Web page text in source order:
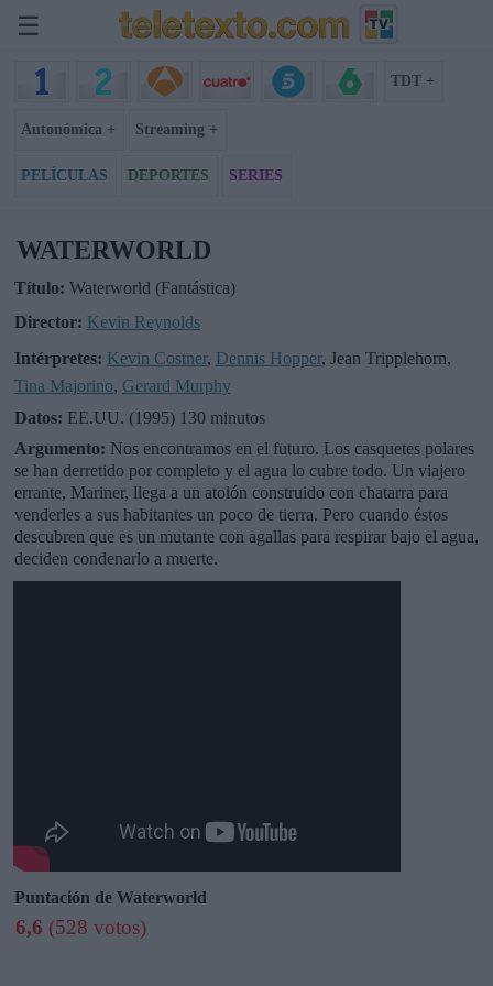
☰
TDT +
Autonómica + Streaming +
PELÍCULAS DEPORTES SERIES
WATERWORLD
Título: Waterworld (Fantástica)
Director: Kevin Reynolds
Intérpretes: Kevin Costner, Dennis Hopper, Jean Tripplehorn,
Tina Majorino, Gerard Murphy
Datos: EE.UU. (1995) 130 minutos
Argumento: Nos encontramos en el futuro. Los casquetes polares
se han derretido por completo y el agua lo cubre todo. Un viajero
errante, Mariner, llega a un atolón construido con chatarra para
venderles a sus habitantes un poco de tierra. Pero cuando éstos
descubren que es un mutante con agallas para respirar bajo el agua,
deciden condenarlo a muerte.
Puntación de Waterworld
6,6 (528 votos)